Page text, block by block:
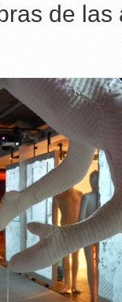
de las